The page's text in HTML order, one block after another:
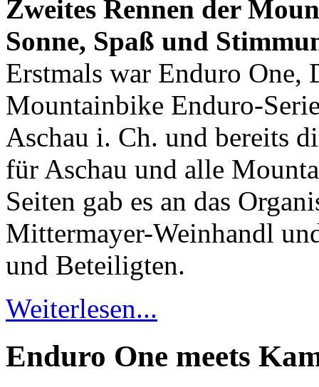
Zweites Rennen der
Sonne, Spaß und
Erstmals war Enduro One,
Mountainbike Enduro-
Aschau i. Ch. und bereits
für Aschau und alle
Seiten gab es an das
Mittermayer-Weinhandl
und Beteiligten.
Weiterlesen...
Enduro One meets